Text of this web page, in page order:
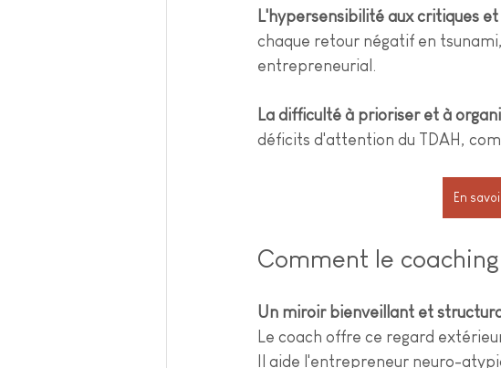
L'hypersensibilité aux critiques et
chaque retour négatif en
entrepreneurial.
La difficulté à prioriser et à
déficits d'attention du TDAH,
En
Comment le
Un miroir bienveillant et
Le coach offre ce regard
Il aide l'entrepreneur neuro-